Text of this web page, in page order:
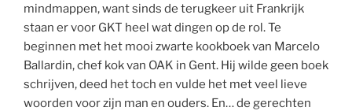
mindmappen, want sinds de terugkeer uit Frankrijk
staan er voor GKT heel wat dingen op de rol. Te
beginnen met het mooi zwarte kookboek van Marcelo
Ballardin, chef kok van OAK in Gent. Hij wilde geen boek
schrijven, deed het toch en vulde het met veel lieve
woorden voor zijn man en ouders. En… de gerechten